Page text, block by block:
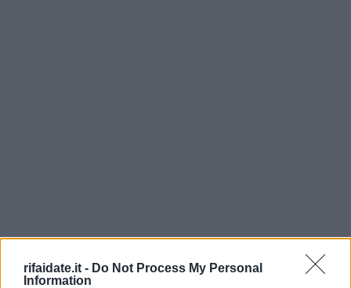
rifaidate.it - Do Not Process My Personal
Information